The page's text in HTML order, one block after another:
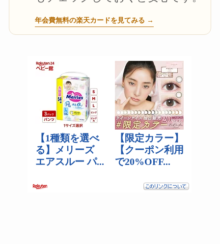
年会費無料の楽天カードを見てみる